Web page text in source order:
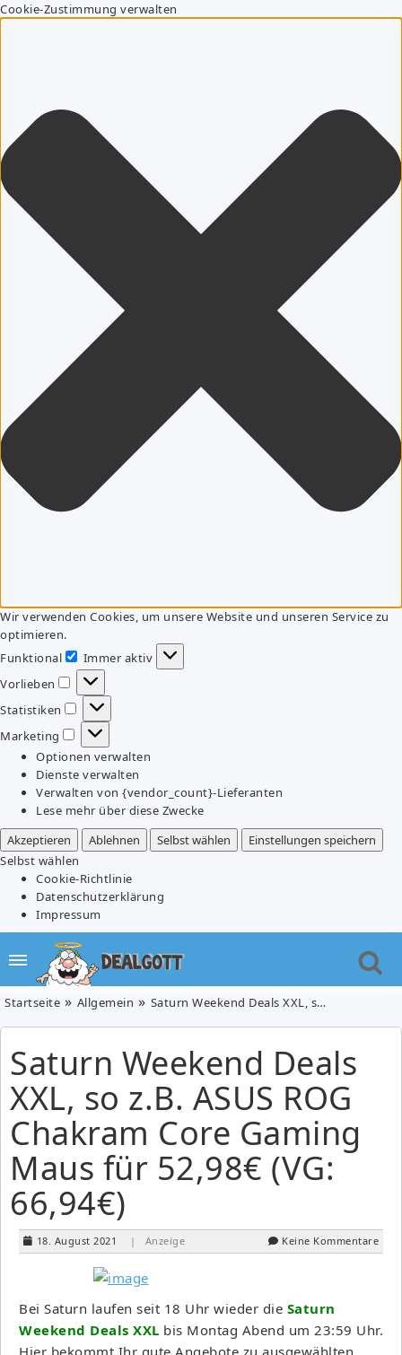
Cookie-Zustimmung verwalten
Wir verwenden Cookies, um unsere Website und unseren Service zu
optimieren.
Funktional
Funktional
Immer aktiv
Vorlieben
Vorlieben
Statistiken
Statistiken
Marketing
Marketing
Optionen verwalten
Dienste verwalten
Verwalten von {vendor_count}-Lieferanten
Lese mehr über diese Zwecke
Akzeptieren
Ablehnen Selbst wählen
Einstellungen speichern
Selbst wählen
Cookie-Richtlinie
Datenschutzerklärung
Impressum
Startseite Allgemein Saturn Weekend Deals XXL, so z.B. ASUS ROG Chakram Core Gaming Maus für 52,98€ (VG: 66,94€)
Saturn Weekend Deals
XXL, so z.B. ASUS ROG
Chakram Core Gaming
Maus für 52,98€ (VG:
66,94€)
18. August 2021 | Anzeige Keine Kommentare
Bei Saturn laufen seit 18 Uhr wieder die Saturn
Weekend Deals XXL bis Montag Abend um 23:59 Uhr.
Hier bekommt Ihr gute Angebote zu ausgewählten